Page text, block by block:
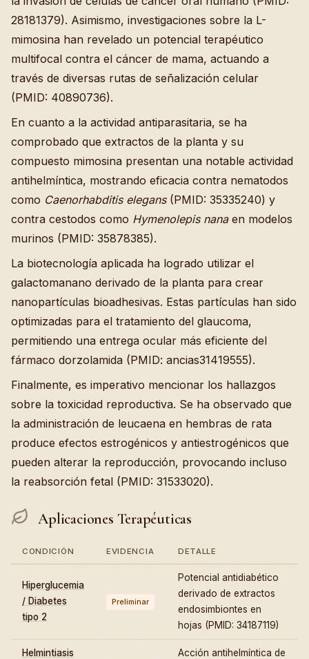
28181379). Asimismo, investigaciones sobre la L-
mimosina han revelado un potencial terapéutico
multifocal contra el cáncer de mama, actuando a
través de diversas rutas de señalización celular
(PMID: 40890736).
En cuanto a la actividad antiparasitaria, se ha
comprobado que extractos de la planta y su
compuesto mimosina presentan una notable actividad
antihelmíntica, mostrando eficacia contra nematodos
como Caenorhabditis elegans(PMID: 35335240) y
contra cestodos como Hymenolepis nanaen modelos
murinos (PMID: 35878385).
La biotecnología aplicada ha logrado utilizar el
galactomanano derivado de la planta para crear
nanopartículas bioadhesivas. Estas partículas han sido
optimizadas para el tratamiento del glaucoma,
permitiendo una entrega ocular más eficiente del
fármaco dorzolamida (PMID: ancias31419555).
Finalmente, es imperativo mencionar los hallazgos
sobre la toxicidad reproductiva. Se ha observado que
la administración de leucaena en hembras de rata
produce efectos estrogénicos y antiestrogénicos que
pueden alterar la reproducción, provocando incluso
la reabsorción fetal (PMID: 31533020).
Aplicaciones Terapéuticas
CONDICIÓN EVIDENCIA DETALLE
Hiperglucemia
/ Diabetes
tipo 2
Preliminar
Potencial antidiabético
derivado de extractos
endosimbiontes en
hojas (PMID: 34187119)
Helmintiasis
Acción antihelmíntica de